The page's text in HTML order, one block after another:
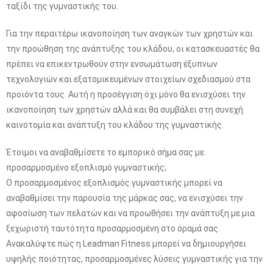
ταξίδι της γυμναστικής του.
Για την περαιτέρω ικανοποίηση των αναγκών των χρηστών και
την προώθηση της ανάπτυξης του κλάδου, οι κατασκευαστές θα
πρέπει να επικεντρωθούν στην ενσωμάτωση έξυπνων
τεχνολογιών και εξατομικευμένων στοιχείων σχεδιασμού στα
προϊόντα τους. Αυτή η προσέγγιση όχι μόνο θα ενισχύσει την
ικανοποίηση των χρηστών αλλά και θα συμβάλει στη συνεχή
καινοτομία και ανάπτυξη του κλάδου της γυμναστικής.
Έτοιμοι να αναβαθμίσετε το εμπορικό σήμα σας με
προσαρμοσμένο εξοπλισμό γυμναστικής;
Ο προσαρμοσμένος εξοπλισμός γυμναστικής μπορεί να
αναβαθμίσει την παρουσία της μάρκας σας, να ενισχύσει την
αφοσίωση των πελατών και να προωθήσει την ανάπτυξη με μια
ξεχωριστή ταυτότητα προσαρμοσμένη στο όραμά σας.
Ανακαλύψτε πώς η Leadman Fitness μπορεί να δημιουργήσει
υψηλής ποιότητας, προσαρμοσμένες λύσεις γυμναστικής για την